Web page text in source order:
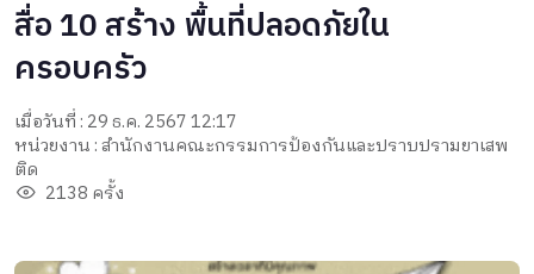
สื่อ 10 สร้าง พื้นที่ปลอดภัยใน
ครอบครัว
เมื่อวันที่ : 29 ธ.ค. 2567 12:17
หน่วยงาน : สำนักงานคณะกรรมการป้องกันและปราบปรามยาเสพ
ติด
2138 ครั้ง